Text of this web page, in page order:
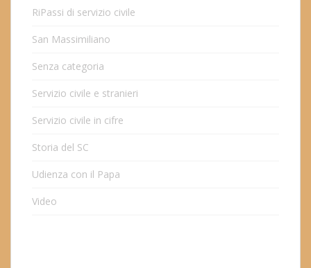
RiPassi di servizio civile
San Massimiliano
Senza categoria
Servizio civile e stranieri
Servizio civile in cifre
Storia del SC
Udienza con il Papa
Video